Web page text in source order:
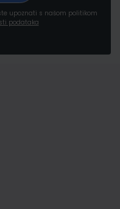
upoznati s našom politikom
podataka